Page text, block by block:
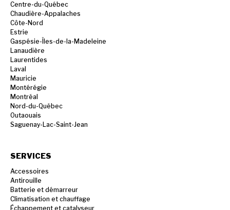
Centre-du-Québec
Chaudière-Appalaches
Côte-Nord
Estrie
Gaspésie-Îles-de-la-Madeleine
Lanaudière
Laurentides
Laval
Mauricie
Montérégie
Montréal
Nord-du-Québec
Outaouais
Saguenay-Lac-Saint-Jean
SERVICES
Accessoires
Antirouille
Batterie et démarreur
Climatisation et chauffage
Échappement et catalyseur